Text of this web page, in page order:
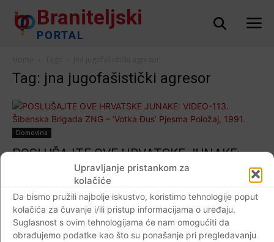
Upravljanje pristankom za
kolačiće
Da bismo pružili najbolje iskustvo, koristimo tehnologije poput
kolačića za čuvanje i/ili pristup informacijama o uređaju.
Suglasnost s ovim tehnologijama će nam omogućiti da
obrađujemo podatke kao što su ponašanje pri pregledavanju
Braniteljski
PORTAL
Tag: jna jugofašistički agresor
Domovina
POSLUŠAJTE OVE HRVATSKE JUNAKE:
VIDEO-113. Šibenska Brigada ZNG – ‘Votka
Đus’ Pjesma Položaj, 1991. god.
Braniteljski portal - 04.06.2019 0